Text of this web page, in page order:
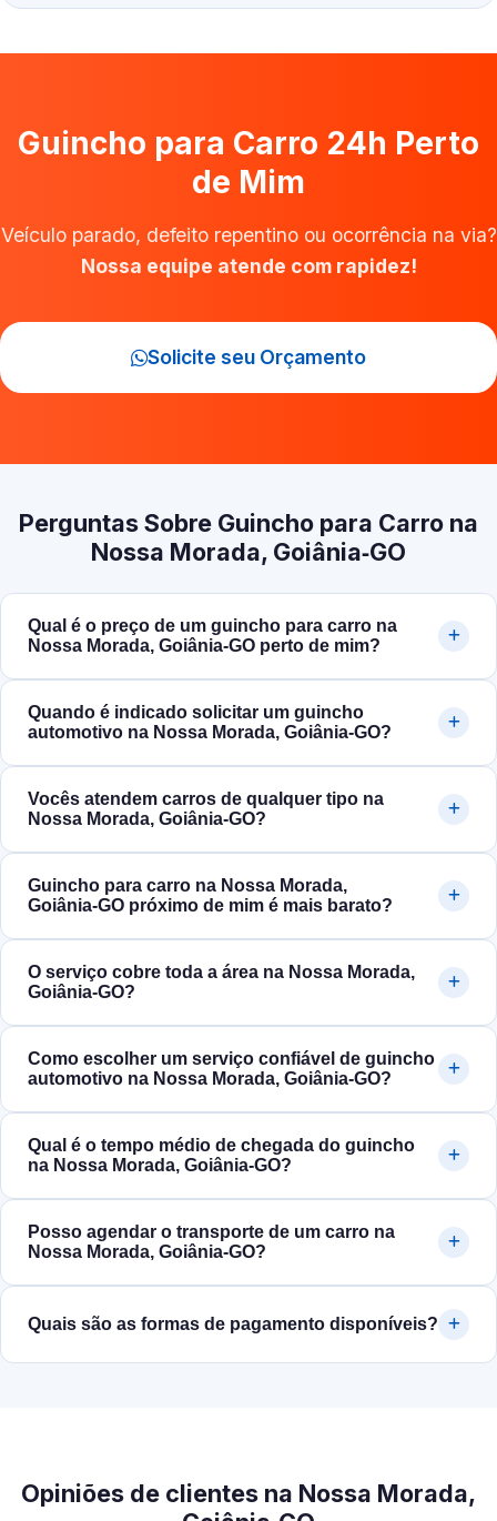
Guincho para Carro 24h Perto
de Mim
Veículo parado, defeito repentino ou ocorrência na via?
Nossa equipe atende com rapidez!
Solicite seu Orçamento
Perguntas Sobre Guincho para Carro na
Nossa Morada, Goiânia‑GO
Qual é o preço de um guincho para carro na
Nossa Morada, Goiânia‑GO perto de mim?
Quando é indicado solicitar um guincho
automotivo na Nossa Morada, Goiânia‑GO?
Vocês atendem carros de qualquer tipo na
Nossa Morada, Goiânia‑GO?
Guincho para carro na Nossa Morada,
Goiânia‑GO próximo de mim é mais barato?
O serviço cobre toda a área na Nossa Morada,
Goiânia‑GO?
Como escolher um serviço confiável de guincho
automotivo na Nossa Morada, Goiânia‑GO?
Qual é o tempo médio de chegada do guincho
na Nossa Morada, Goiânia‑GO?
Posso agendar o transporte de um carro na
Nossa Morada, Goiânia‑GO?
Quais são as formas de pagamento disponíveis?
Opiniões de clientes na Nossa Morada,